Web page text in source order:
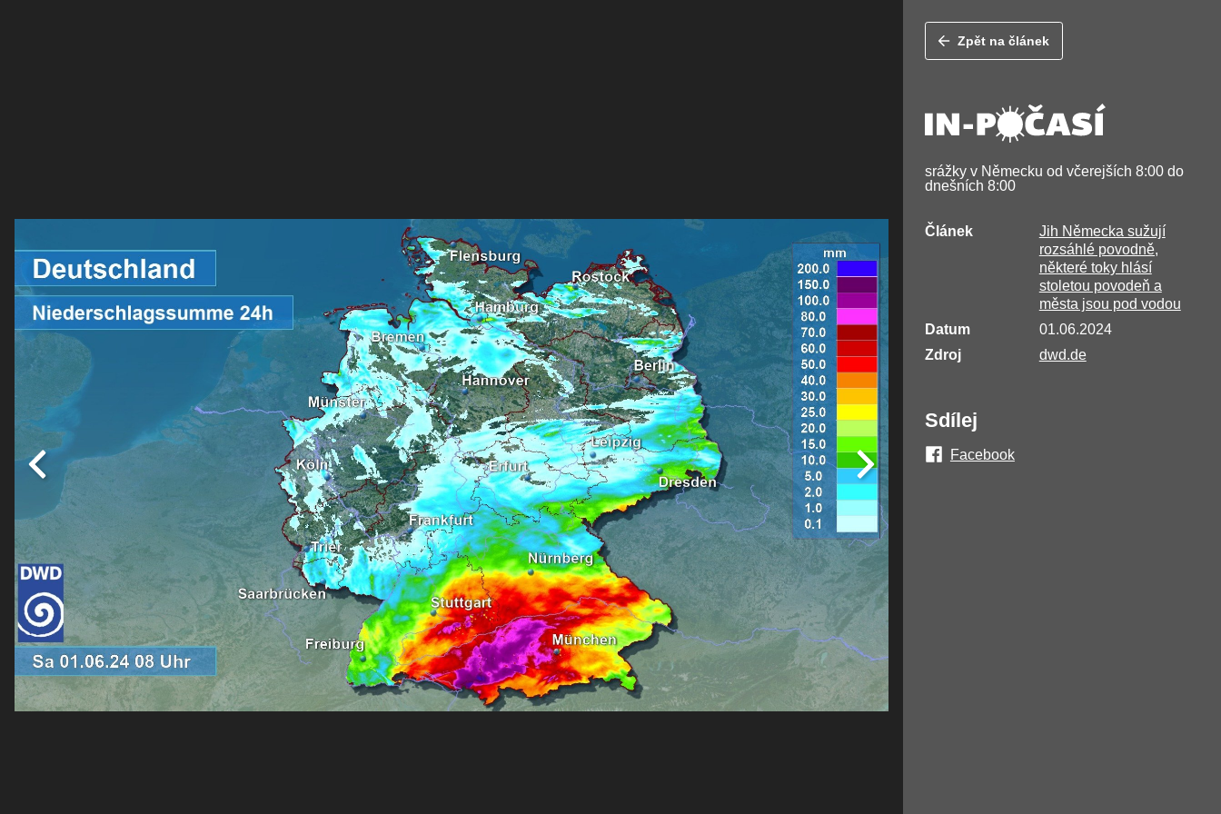
Zpět na článek
srážky v Německu od včerejších 8:00 do
dnešních 8:00
Článek
Jih Německa sužují
rozsáhlé povodně,
některé toky hlásí
stoletou povodeň a
města jsou pod vodou
Datum
01.06.2024
Zdroj
dwd.de
Sdílej
Facebook